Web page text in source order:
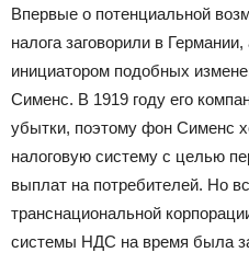
Впервые о потенциальной
налога заговорили в
инициатором подобных
Сименс. В 1919 году его
убытки, поэтому фон Сименс
налоговую систему с целью
выплат на потребителей. Но
транснациональной
системы НДС на время была